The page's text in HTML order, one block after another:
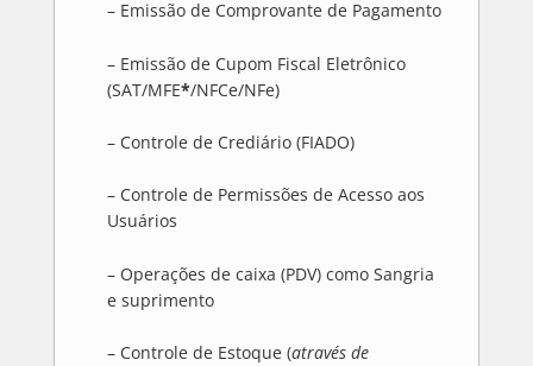
– Emissão de Comprovante de Pagamento
– Emissão de Cupom Fiscal Eletrônico
(SAT/MFE*/NFCe/NFe)
– Controle de Crediário (FIADO)
– Controle de Permissões de Acesso aos
Usuários
– Operações de caixa (PDV) como Sangria
e suprimento
– Controle de Estoque (através de